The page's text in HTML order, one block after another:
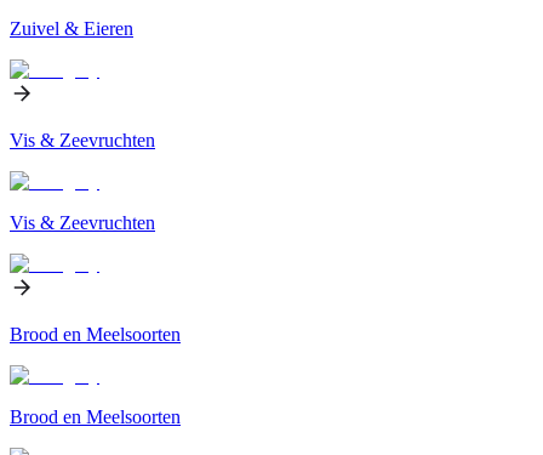
Zuivel & Eieren
Vis & Zeevruchten
Vis & Zeevruchten
Brood en Meelsoorten
Brood en Meelsoorten